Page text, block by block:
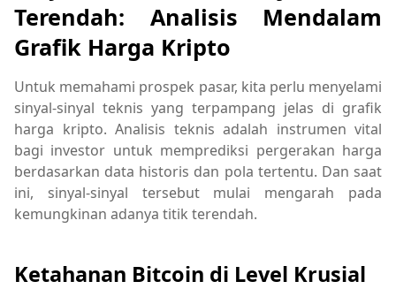
Terendah: Analisis Mendalam
Grafik Harga Kripto
Untuk memahami prospek pasar, kita perlu menyelami
sinyal-sinyal teknis yang terpampang jelas di grafik
harga kripto. Analisis teknis adalah instrumen vital
bagi investor untuk memprediksi pergerakan harga
berdasarkan data historis dan pola tertentu. Dan saat
ini, sinyal-sinyal tersebut mulai mengarah pada
kemungkinan adanya titik terendah.
Ketahanan Bitcoin di Level Krusial